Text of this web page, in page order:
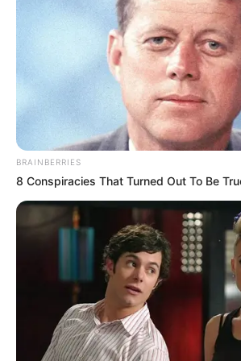
vasárnapján, amely idén október
BRAINBERRIES
8 Conspiracies That Turned Out To Be